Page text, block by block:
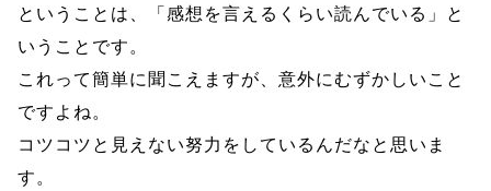
ということは、「感想を言えるくらい読んでいる」と
いうことです。
これって簡単に聞こえますが、意外にむずかしいこと
ですよね。
コツコツと見えない努力をしているんだなと思いま
す。